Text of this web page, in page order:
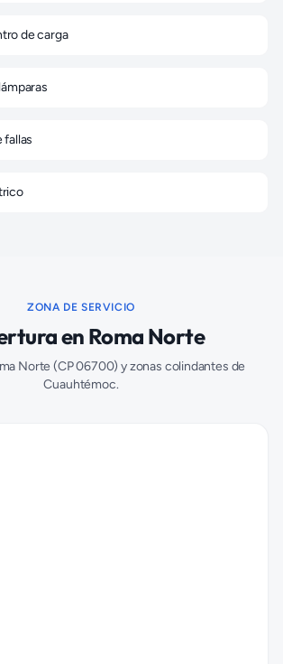
de carga
fallas
ZONA DE SERVICIO
en Roma Norte
Norte (CP06700) y zonas colindantes de
Cuauhtémoc.